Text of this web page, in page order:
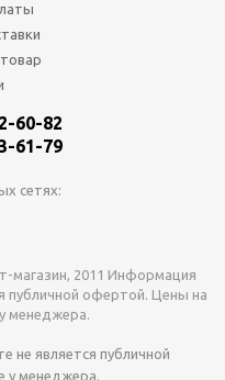
60-82
61-79
сетях:
магазин, 2011 Информация
публичной офертой. Цены на
менеджера.
не является публичной
у менеджера.